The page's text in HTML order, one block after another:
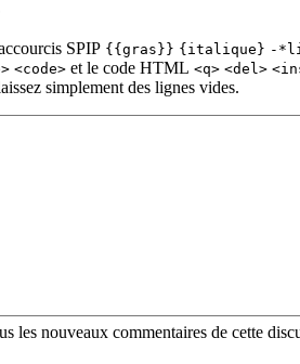
SPIP {{gras}} {italique} -
<code> et le code HTML <q> <del>
simplement des lignes vides.
les nouveaux commentaires de cette